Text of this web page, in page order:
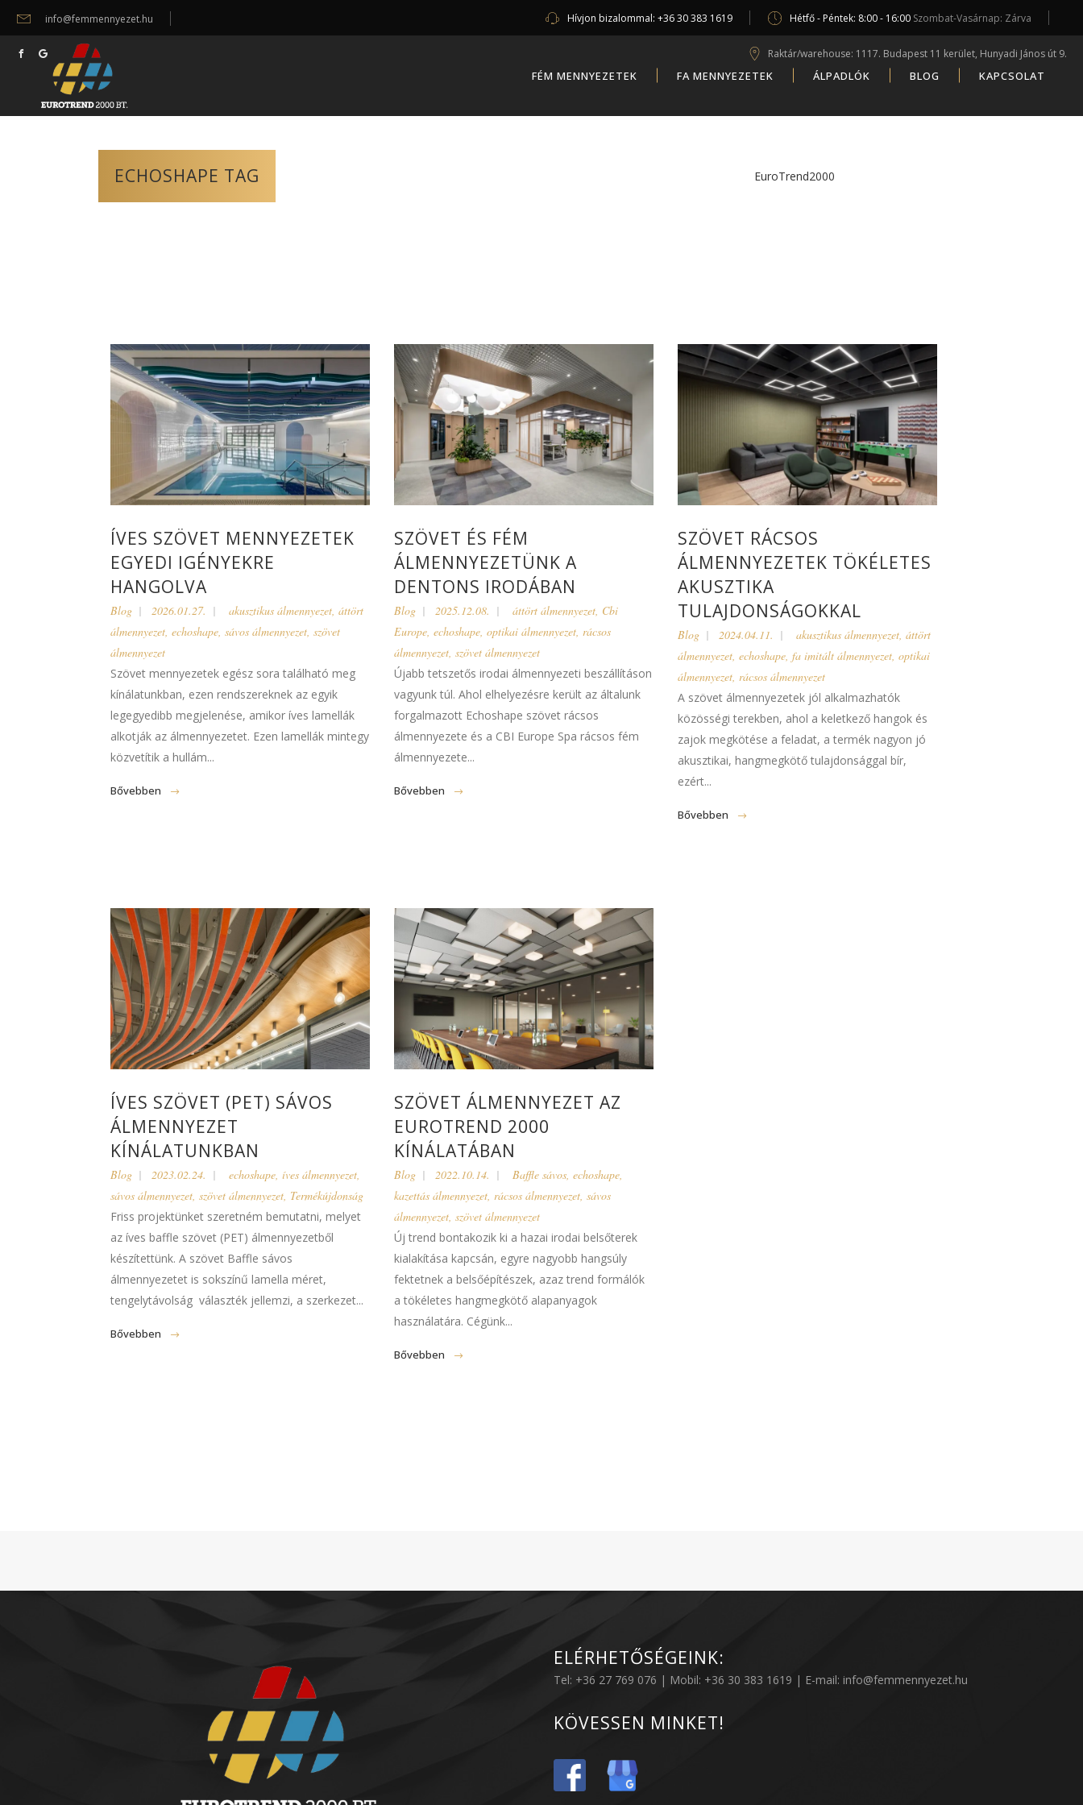
info@femmennyezet.hu Hívjon bizalommal: +36 30 383 1619 Hétfő - Péntek: 8:00 - 16:00 Szombat-Vasárnap: Zárva
Raktár/warehouse: 1117. Budapest 11 kerület, Hunyadi János út 9.
FÉM MENNYEZETEK FA MENNYEZETEK ÁLPADLÓK BLOG KAPCSOLAT
ECHOSHAPE TAG EuroTrend2000
ÍVES SZÖVET MENNYEZETEK
EGYEDI IGÉNYEKRE
HANGOLVA
Blog 2026.01.27. akusztikus álmennyezet, áttört
álmennyezet, echoshape, sávos álmennyezet, szövet
álmennyezet
Szövet mennyezetek egész sora található meg
kínálatunkban, ezen rendszereknek az egyik
legegyedibb megjelenése, amikor íves lamellák
alkotják az álmennyezetet. Ezen lamellák mintegy
közvetítik a hullám...
Bővebben
SZÖVET ÉS FÉM
ÁLMENNYEZETÜNK A
DENTONS IRODÁBAN
Blog 2025.12.08. áttört álmennyezet, Cbi
Europe, echoshape, optikai álmennyezet, rácsos
álmennyezet, szövet álmennyezet
Újabb tetszetős irodai álmennyezeti beszállításon
vagyunk túl. Ahol elhelyezésre került az általunk
forgalmazott Echoshape szövet rácsos
álmennyezete és a CBI Europe Spa rácsos fém
álmennyezete...
Bővebben
SZÖVET RÁCSOS
ÁLMENNYEZETEK TÖKÉLETES
AKUSZTIKA
TULAJDONSÁGOKKAL
Blog 2024.04.11. akusztikus álmennyezet, áttört
álmennyezet, echoshape, fa imitált álmennyezet, optikai
álmennyezet, rácsos álmennyezet
A szövet álmennyezetek jól alkalmazhatók
közösségi terekben, ahol a keletkező hangok és
zajok megkötése a feladat, a termék nagyon jó
akusztikai, hangmegkötő tulajdonsággal bír,
ezért...
Bővebben
ÍVES SZÖVET (PET) SÁVOS
ÁLMENNYEZET
KÍNÁLATUNKBAN
Blog 2023.02.24. echoshape, íves álmennyezet,
sávos álmennyezet, szövet álmennyezet, Termékújdonság
Friss projektünket szeretném bemutatni, melyet
az íves baffle szövet (PET) álmennyezetből
készítettünk. A szövet Baffle sávos
álmennyezetet is sokszínű lamella méret,
tengelytávolság választék jellemzi, a szerkezet...
Bővebben
SZÖVET ÁLMENNYEZET AZ
EUROTREND 2000
KÍNÁLATÁBAN
Blog 2022.10.14. Baffle sávos, echoshape,
kazettás álmennyezet, rácsos álmennyezet, sávos
álmennyezet, szövet álmennyezet
Új trend bontakozik ki a hazai irodai belsőterek
kialakítása kapcsán, egyre nagyobb hangsúly
fektetnek a belsőépítészek, azaz trend formálók
a tökéletes hangmegkötő alapanyagok
használatára. Cégünk...
Bővebben
ELÉRHETŐSÉGEINK:
Tel: +36 27 769 076 | Mobil: +36 30 383 1619 | E-mail: info@femmennyezet.hu
KÖVESSEN MINKET!